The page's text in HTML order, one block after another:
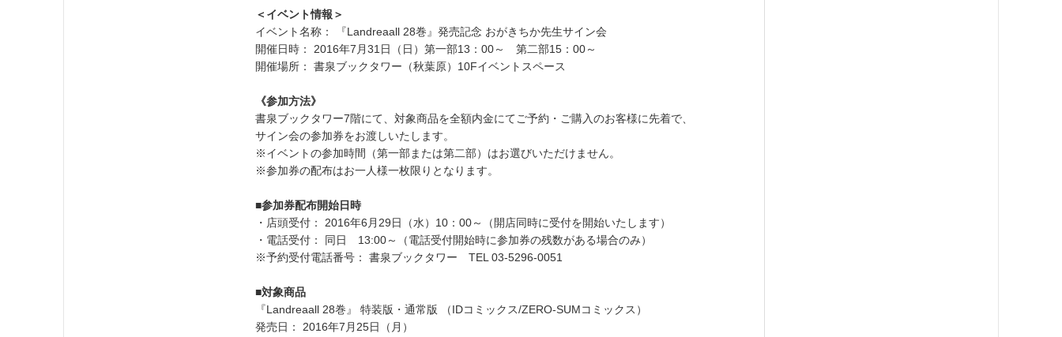
＜イベント情報＞
イベント名称： 『Landreaall 28巻』発売記念 おがきちか先生サイン会
開催日時： 2016年7月31日（日）第一部13：00～ 第二部15：00～
開催場所： 書泉ブックタワー（秋葉原）10Fイベントスペース
《参加方法》
書泉ブックタワー7階にて、対象商品を全額内金にてご予約・ご購入のお客様に先着で、
サイン会の参加券をお渡しいたします。
※イベントの参加時間（第一部または第二部）はお選びいただけません。
※参加券の配布はお一人様一枚限りとなります。
■参加券配布開始日時
・店頭受付： 2016年6月29日（水）10：00～（開店同時に受付を開始いたします）
・電話受付： 同日 13:00～（電話受付開始時に参加券の残数がある場合のみ）
※予約受付電話番号： 書泉ブックタワー TEL 03-5296-0051
■対象商品
『Landreaall 28巻』 特装版・通常版 （IDコミックス/ZERO-SUMコミックス）
発売日： 2016年7月25日（月）